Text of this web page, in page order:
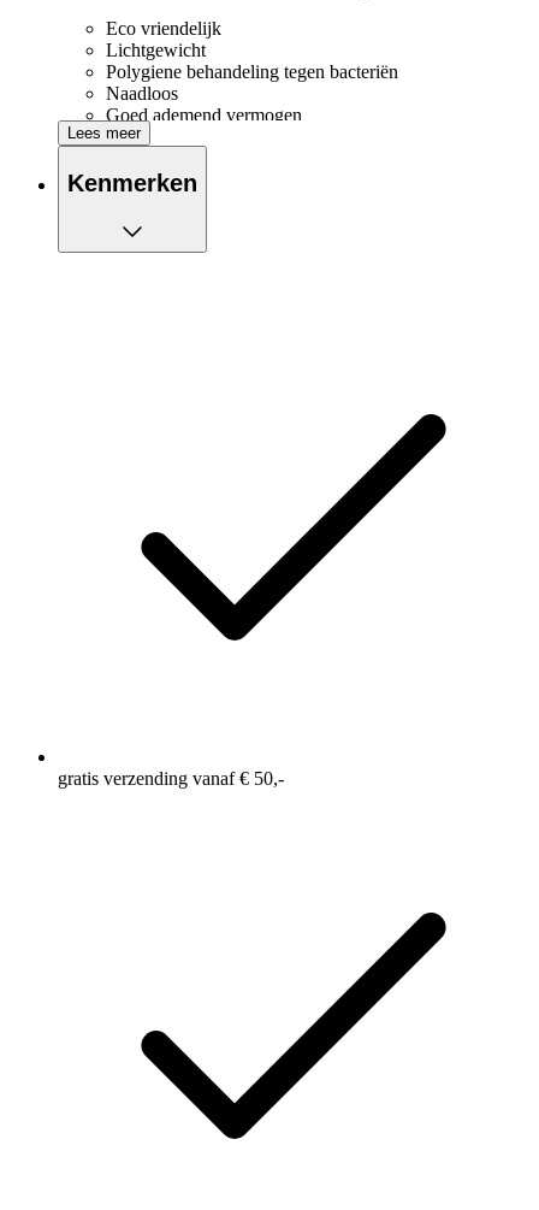
Eco vriendelijk
Lichtgewicht
Polygiene behandeling tegen bacteriën
Naadloos
Goed ademend vermogen
Vocht- en zweetafvoerend
Lees meer
Kenmerken
gratis verzending vanaf € 50,-